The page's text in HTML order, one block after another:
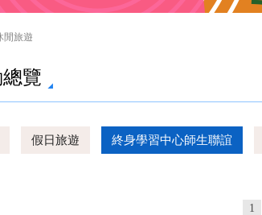
閒旅遊
覽
假日旅遊 終身學習中心師生聯誼
1